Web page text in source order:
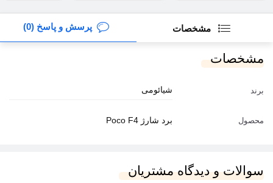
مشخصات پرسش و پاسخ (0)
مشخصات
برند شیائومی
محصول برد شارژ Poco F4
سوالات و دیدگاه مشتریان